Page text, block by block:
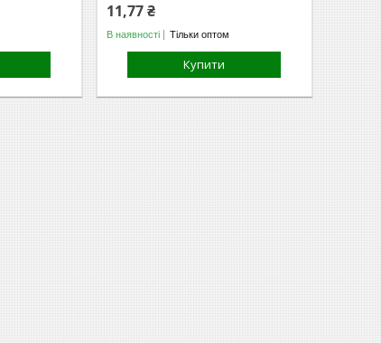
11,77 ₴
В наявності Тільки оптом
Купити